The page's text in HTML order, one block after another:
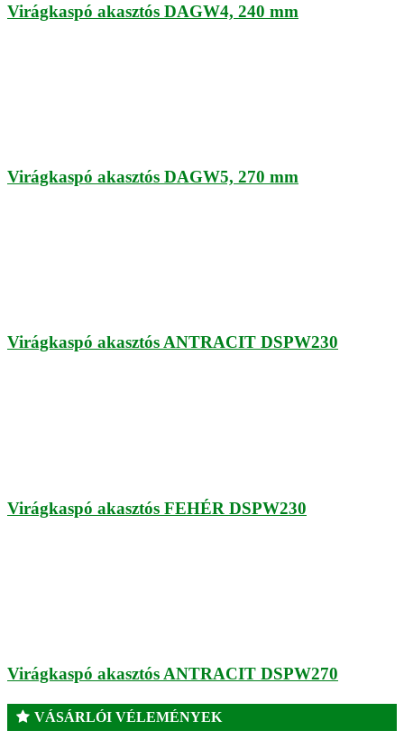
Virágkaspó akasztós DAGW4, 240 mm
Virágkaspó akasztós DAGW5, 270 mm
Virágkaspó akasztós ANTRACIT DSPW230
Virágkaspó akasztós FEHÉR DSPW230
Virágkaspó akasztós ANTRACIT DSPW270
VÁSÁRLÓI VÉLEMÉNYEK